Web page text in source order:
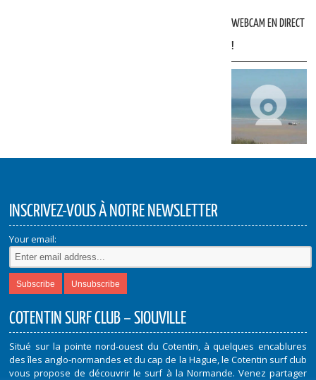
WEBCAM EN DIRECT
!
INSCRIVEZ-VOUS À NOTRE NEWSLETTER
Your email:
COTENTIN SURF CLUB – SIOUVILLE
Situé sur la pointe nord-ouest du Cotentin, à quelques encablures
des îles anglo-normandes et du cap de la Hague, le Cotentin surf club
vous propose de découvrir le surf à la Normande. Venez partager